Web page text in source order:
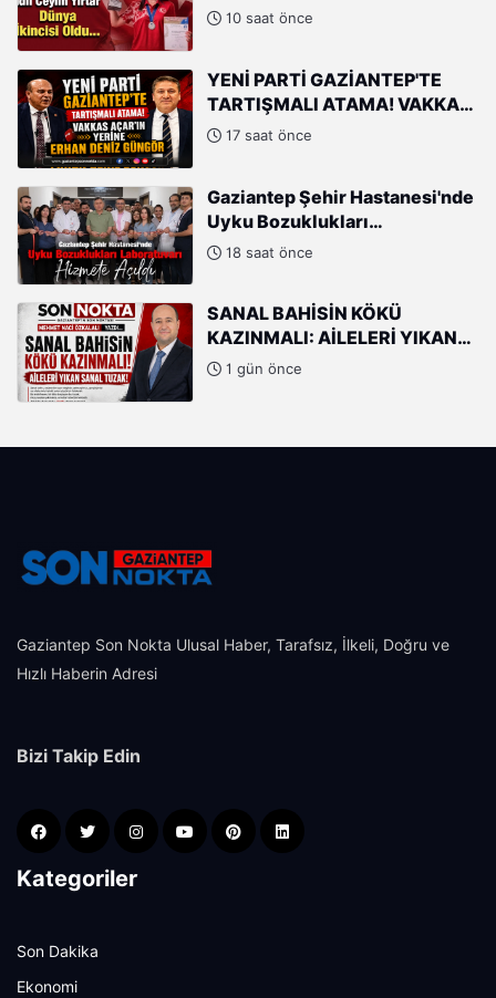
Oldu10 saat önce
YENİ PARTİ GAZİANTEP'TE
TARTIŞMALI ATAMA! VAKKAS
AÇAR'IN YERİNE ERHAN DENİZ
17 saat önce
Gaziantep Şehir Hastanesi'nde
Uyku Bozuklukları
Laboratuvarı Hizmete Açıldı
18 saat önce
SANAL BAHİSİN KÖKÜ
KAZINMALI: AİLELERİ YIKAN
SANAL TUZAK!
1 gün önce
Gaziantep Son Nokta Ulusal Haber, Tarafsız, İlkeli, Doğru ve
Hızlı Haberin Adresi
Bizi Takip Edin
Kategoriler
Son Dakika
Ekonomi